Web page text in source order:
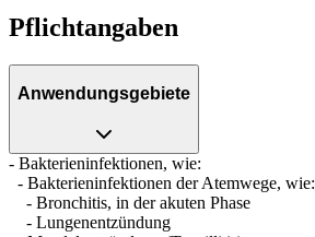
Pflichtangaben
Anwendungsgebiete
- Bakterieninfektionen, wie:
- Bakterieninfektionen der Atemwege, wie:
- Bronchitis, in der akuten Phase
- Lungenentzündung